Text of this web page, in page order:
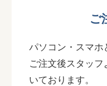
ご
パソコン・スマホ
ご注文後スタッ
いております。